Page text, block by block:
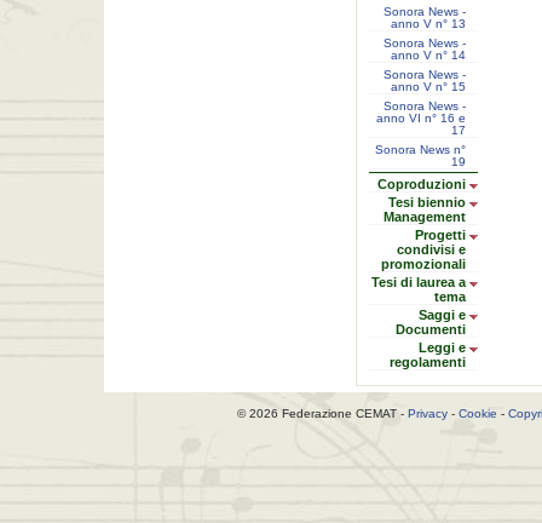
Sonora News -
anno V n° 13
Sonora News -
anno V n° 14
Sonora News -
anno V n° 15
Sonora News -
anno VI n° 16 e
17
Sonora News n°
19
Coproduzioni
Tesi biennio
Management
Progetti
condivisi e
promozionali
Tesi di laurea a
tema
Saggi e
Documenti
Leggi e
regolamenti
© 2026 Federazione CEMAT - Privacy- Cookie -